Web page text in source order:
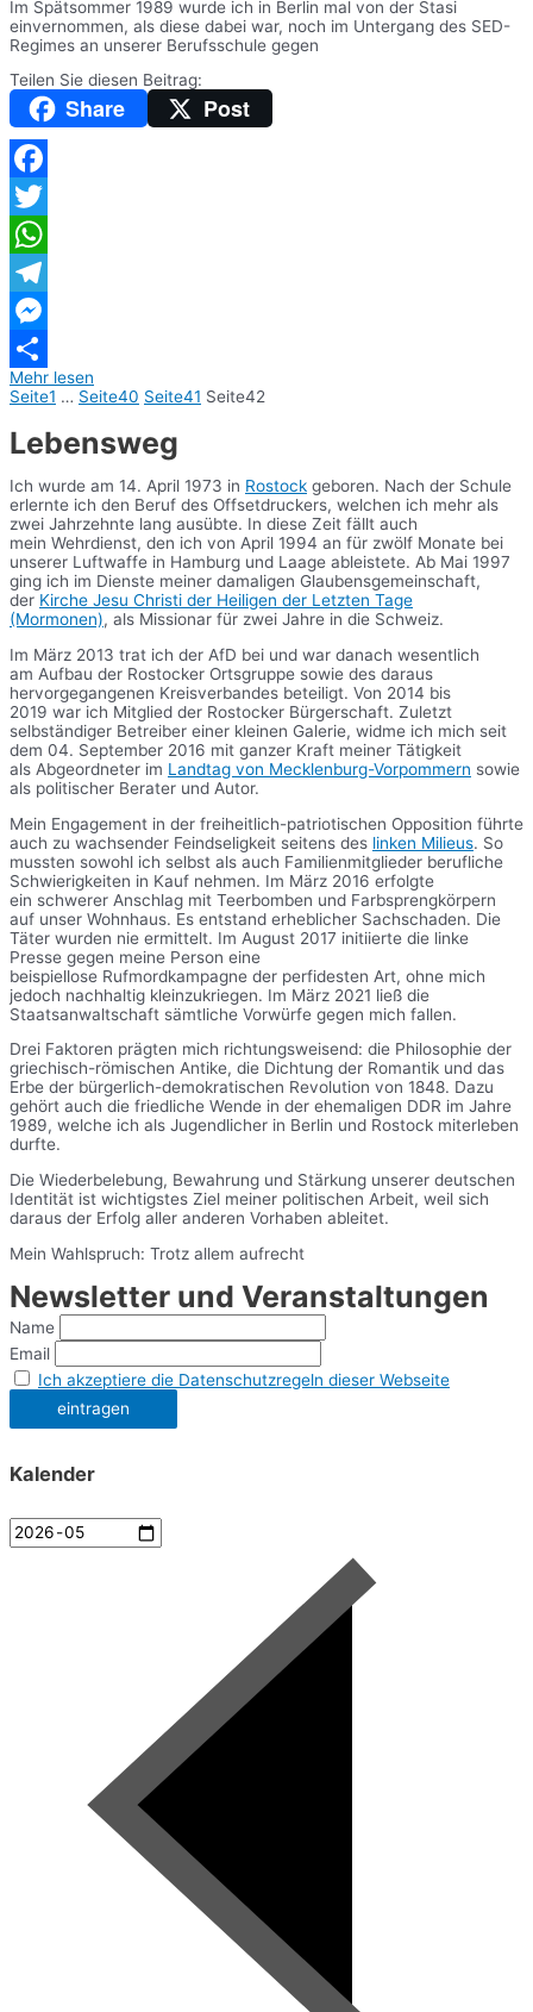
Im Spätsommer 1989 wurde ich in Berlin mal von der Stasi
einvernommen, als diese dabei war, noch im Untergang des SED-
Regimes an unserer Berufsschule gegen
Teilen Sie diesen Beitrag:
Share Post
Facebook
Twitter
WhatsApp
Telegram
Messenger
Teilen
Mehr lesen
Seite1 … Seite40 Seite41 Seite42
Lebensweg
Ich wurde am 14. April 1973 in Rostock geboren. Nach der Schule
erlernte ich den Beruf des Offsetdruckers, welchen ich mehr als
zwei Jahrzehnte lang ausübte. In diese Zeit fällt auch
mein Wehrdienst, den ich von April 1994 an für zwölf Monate bei
unserer Luftwaffe in Hamburg und Laage ableistete. Ab Mai 1997
ging ich im Dienste meiner damaligen Glaubensgemeinschaft,
der Kirche Jesu Christi der Heiligen der Letzten Tage
(Mormonen), als Missionar für zwei Jahre in die Schweiz.
Im März 2013 trat ich der AfD bei und war danach wesentlich
am Aufbau der Rostocker Ortsgruppe sowie des daraus
hervorgegangenen Kreisverbandes beteiligt. Von 2014 bis
2019 war ich Mitglied der Rostocker Bürgerschaft. Zuletzt
selbständiger Betreiber einer kleinen Galerie, widme ich mich seit
dem 04. September 2016 mit ganzer Kraft meiner Tätigkeit
als Abgeordneter im Landtag von Mecklenburg-Vorpommern sowie
als politischer Berater und Autor.
Mein Engagement in der freiheitlich-patriotischen Opposition führte
auch zu wachsender Feindseligkeit seitens des linken Milieus. So
mussten sowohl ich selbst als auch Familienmitglieder berufliche
Schwierigkeiten in Kauf nehmen. Im März 2016 erfolgte
ein schwerer Anschlag mit Teerbomben und Farbsprengkörpern
auf unser Wohnhaus. Es entstand erheblicher Sachschaden. Die
Täter wurden nie ermittelt. Im August 2017 initiierte die linke
Presse gegen meine Person eine
beispiellose Rufmordkampagne der perfidesten Art, ohne mich
jedoch nachhaltig kleinzukriegen. Im März 2021 ließ die
Staatsanwaltschaft sämtliche Vorwürfe gegen mich fallen.
Drei Faktoren prägten mich richtungsweisend: die Philosophie der
griechisch-römischen Antike, die Dichtung der Romantik und das
Erbe der bürgerlich-demokratischen Revolution von 1848. Dazu
gehört auch die friedliche Wende in der ehemaligen DDR im Jahre
1989, welche ich als Jugendlicher in Berlin und Rostock miterleben
durfte.
Die Wiederbelebung, Bewahrung und Stärkung unserer deutschen
Identität ist wichtigstes Ziel meiner politischen Arbeit, weil sich
daraus der Erfolg aller anderen Vorhaben ableitet.
Mein Wahlspruch: Trotz allem aufrecht
Newsletter und Veranstaltungen
Name
Email
Ich akzeptiere die Datenschutzregeln dieser Webseite
Kalender